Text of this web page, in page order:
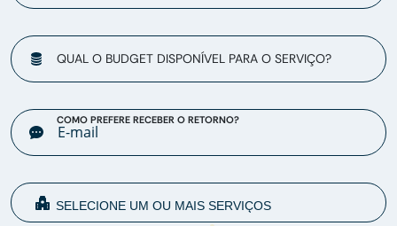
QUAL O BUDGET DISPONÍVEL PARA O SERVIÇO?
COMO PREFERE RECEBER O RETORNO?